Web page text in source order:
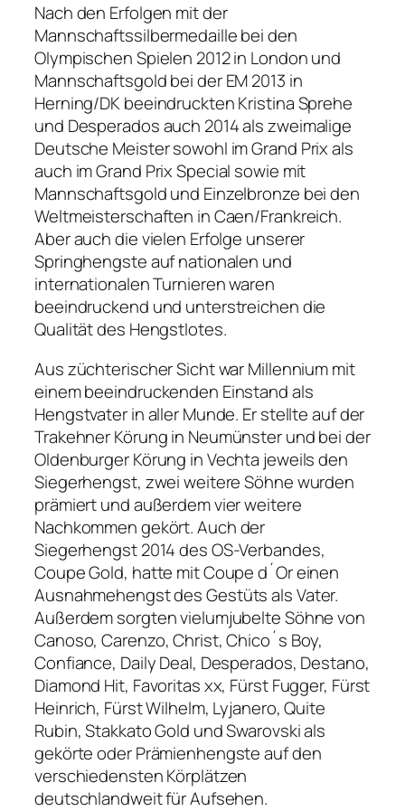
Nach den Erfolgen mit der
Mannschaftssilbermedaille bei den
Olympischen Spielen 2012 in London und
Mannschaftsgold bei der EM 2013 in
Herning/DK beeindruckten Kristina Sprehe
und Desperados auch 2014 als zweimalige
Deutsche Meister sowohl im Grand Prix als
auch im Grand Prix Special sowie mit
Mannschaftsgold und Einzelbronze bei den
Weltmeisterschaften in Caen/Frankreich.
Aber auch die vielen Erfolge unserer
Springhengste auf nationalen und
internationalen Turnieren waren
beeindruckend und unterstreichen die
Qualität des Hengstlotes.
Aus züchterischer Sicht war Millennium mit
einem beeindruckenden Einstand als
Hengstvater in aller Munde. Er stellte auf der
Trakehner Körung in Neumünster und bei der
Oldenburger Körung in Vechta jeweils den
Siegerhengst, zwei weitere Söhne wurden
prämiert und außerdem vier weitere
Nachkommen gekört. Auch der
Siegerhengst 2014 des OS-Verbandes,
Coupe Gold, hatte mit Coupe d´Or einen
Ausnahmehengst des Gestüts als Vater.
Außerdem sorgten vielumjubelte Söhne von
Canoso, Carenzo, Christ, Chico´s Boy,
Confiance, Daily Deal, Desperados, Destano,
Diamond Hit, Favoritas xx, Fürst Fugger, Fürst
Heinrich, Fürst Wilhelm, Lyjanero, Quite
Rubin, Stakkato Gold und Swarovski als
gekörte oder Prämienhengste auf den
verschiedensten Körplätzen
deutschlandweit für Aufsehen.